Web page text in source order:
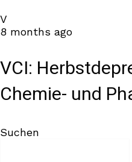
V
8 months ago
VCI:
Chemie- und
Suchen